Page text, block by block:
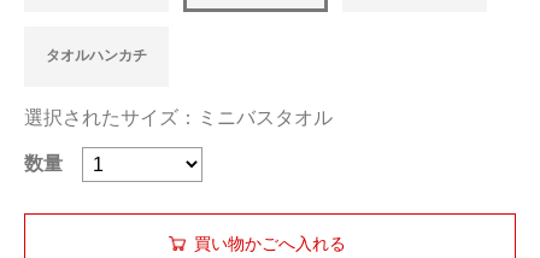
タオルハンカチ
選択されたサイズ：ミニバスタオル
数量